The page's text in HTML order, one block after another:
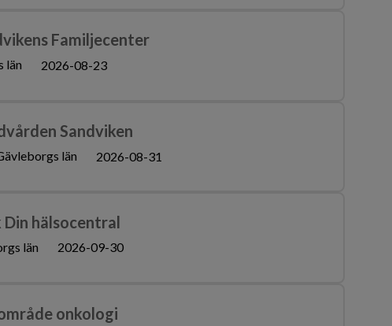
Familjecenter
län 2026-08-23
Sandviken
län 2026-08-31
hälsocentral
län 2026-09-30
onkologi